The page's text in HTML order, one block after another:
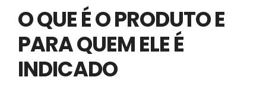
O QUE É O PRODUTO E
PARA QUEM ELE É
INDICADO